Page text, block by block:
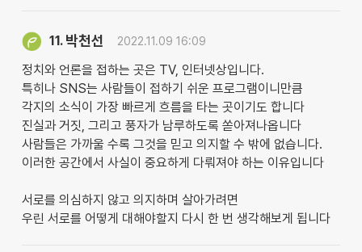
11. 박천선 2022.11.09 16:09
정치와 언론을 접하는 곳은 TV, 인터넷상입니다.
특히나 SNS는 사람들이 접하기 쉬운 프로그램이니만큼
각지의 소식이 가장 빠르게 흐름을 타는 곳이기도 합니다
진실과 거짓, 그리고 풍자가 남루하도록 쏟아져나옵니다
사람들은 가까울 수록 그것을 믿고 의지할 수 밖에 없습니다.
이러한 공간에서 사실이 중요하게 다뤄져야 하는 이유입니다
서로를 의심하지 않고 의지하며 살아가려면
우린 서로를 어떻게 대해야할지 다시 한 번 생각해보게 됩니다